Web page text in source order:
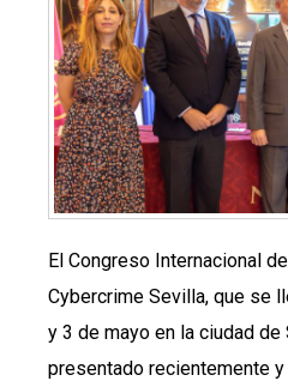
El Congreso Internacional
Cybercrime Sevilla, que se
y 3 de mayo en la ciudad de
presentado recientemente